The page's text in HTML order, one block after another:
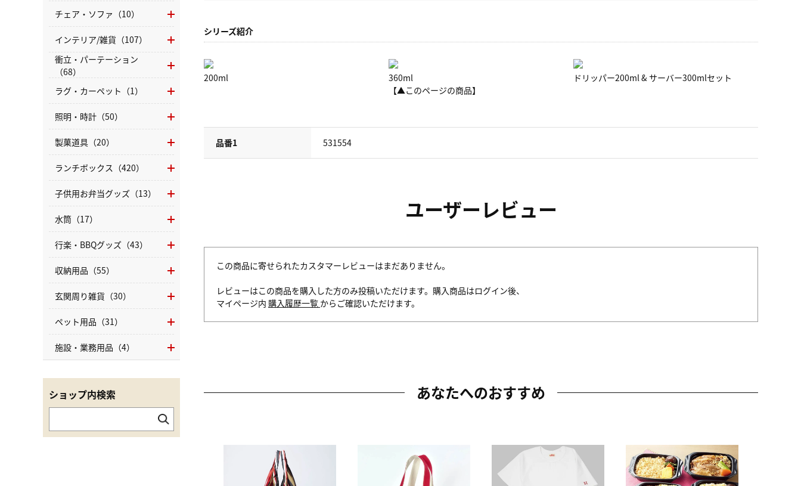
シリーズ紹介
200ml
360ml
【▲このページの商品】
ドリッパー200ml & サーバー300mlセット
品番1 531554
ユーザーレビュー
この商品に寄せられたカスタマーレビューはまだありません。
レビューはこの商品を購入した方のみ投稿いただけます。購入商品はログイン後、
マイページ内 購入履歴一覧 からご確認いただけます。
あなたへのおすすめ
チェア・ソファ（10）
インテリア/雑貨（107）
衝立・パーテーション
（68）
ラグ・カーペット（1）
照明・時計（50）
製菓道具（20）
ランチボックス（420）
子供用お弁当グッズ（13）
水筒（17）
行楽・BBQグッズ（43）
収納用品（55）
玄関周り雑貨（30）
ペット用品（31）
施設・業務用品（4）
ショップ内検索